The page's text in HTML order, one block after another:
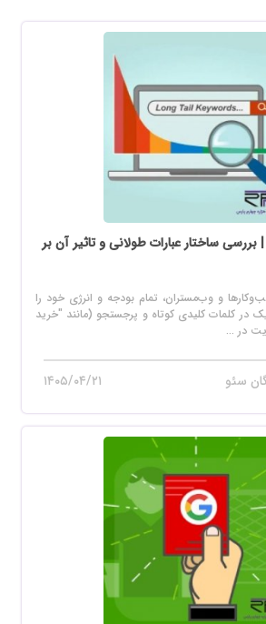
ساختار عبارات طولانی و تاثیر آن بر
و وب‌مستران، تمام بودجه و انرژی خود را
در کلمات کلیدی کوتاه و پرجستجو (مانند "خرید
در ...
سئو ۱۴۰۵/۰۴/۲۱